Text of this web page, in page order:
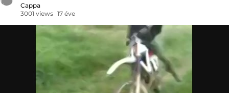
Cappa
3001 views 17 éve